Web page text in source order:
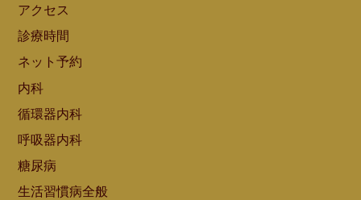
アクセス
診療時間
ネット予約
内科
循環器内科
呼吸器内科
糖尿病
生活習慣病全般